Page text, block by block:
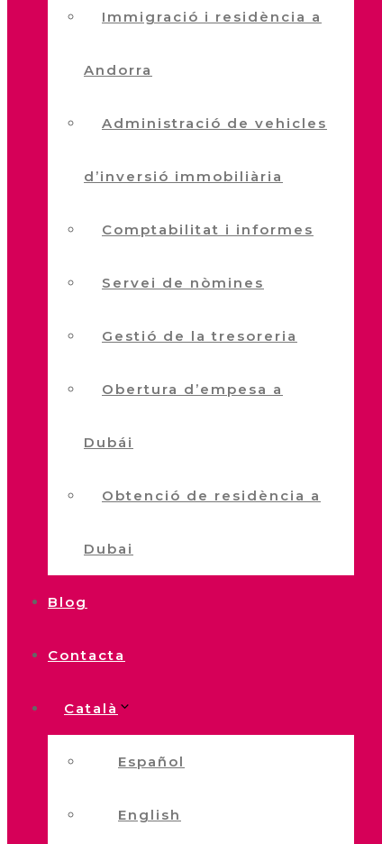
Immigració i residència a
Andorra
Administració de vehicles
d’inversió immobiliària
Comptabilitat i informes
Servei de nòmines
Gestió de la tresoreria
Obertura d’empesa a
Dubái
Obtenció de residència a
Dubai
Blog
Contacta
Català
Español
English